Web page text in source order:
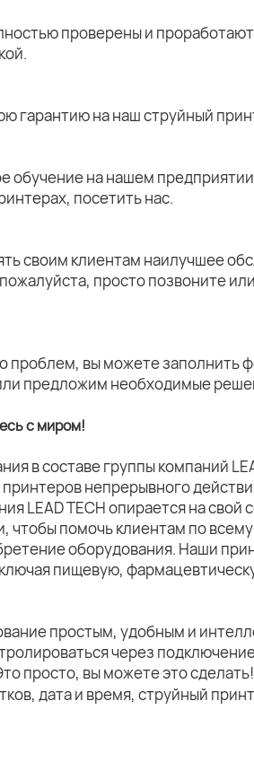
проверены и
гарантию на наш струйный
обучение на нашем
посетить нас.
своим клиентам наилучшее
просто позвоните
проблем, вы можете заполнить
предложим необходимые
с миром!
в составе группы компаний
непрерывного
LEAD TECH опирается на
чтобы помочь клиентам по
оборудования. Наши
пищевую,
простым, удобным и
через
просто, вы можете это сделать!